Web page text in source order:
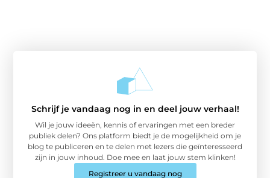
Schrijf je vandaag nog in en deel jouw verhaal!
Wil je jouw ideeën, kennis of ervaringen met een breder
publiek delen? Ons platform biedt je de mogelijkheid om je
blog te publiceren en te delen met lezers die geïnteresseerd
zijn in jouw inhoud. Doe mee en laat jouw stem klinken!
Registreer u vandaag nog